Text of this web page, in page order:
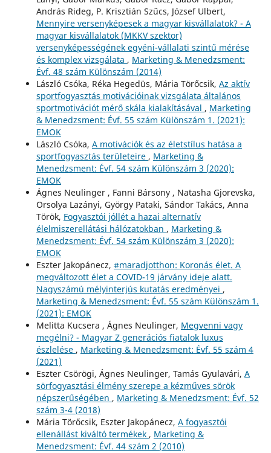
András Rideg, P. Krisztián Szűcs, József Ulbert,
Mennyire versenyképesek a magyar kisvállalatok? - A
magyar kisvállalatok (MKKV szektor)
versenyképességének egyéni-vállalati szintű mérése
és komplex vizsgálata , Marketing & Menedzsment:
Évf. 48 szám Különszám (2014)
László Csóka, Réka Hegedüs, Mária Törőcsik, Az aktív
sportfogyasztás motivációinak vizsgálata általános
sportmotivációt mérő skála kialakításával , Marketing
& Menedzsment: Évf. 55 szám Különszám 1. (2021):
EMOK
László Csóka, A motivációk és az életstílus hatása a
sportfogyasztás területeire , Marketing &
Menedzsment: Évf. 54 szám Különszám 3 (2020):
EMOK
Ágnes Neulinger , Fanni Bársony , Natasha Gjorevska,
Orsolya Lazányi, György Pataki, Sándor Takács, Anna
Török, Fogyasztói jóllét a hazai alternatív
élelmiszerellátási hálózatokban , Marketing &
Menedzsment: Évf. 54 szám Különszám 3 (2020):
EMOK
Eszter Jakopánecz, #maradjotthon: Koronás élet. A
megváltozott élet a COVID-19 járvány ideje alatt.
Nagyszámú mélyinterjús kutatás eredményei ,
Marketing & Menedzsment: Évf. 55 szám Különszám 1.
(2021): EMOK
Melitta Kucsera , Ágnes Neulinger, Megvenni vagy
megélni? - Magyar Z generációs fiatalok luxus
észlelése , Marketing & Menedzsment: Évf. 55 szám 4
(2021)
Eszter Csörögi, Ágnes Neulinger, Tamás Gyulavári, A
sörfogyasztási élmény szerepe a kézműves sörök
népszerűségében , Marketing & Menedzsment: Évf. 52
szám 3-4 (2018)
Mária Törőcsik, Eszter Jakopánecz, A fogyasztói
ellenállást kiváltó termékek , Marketing &
Menedzsment: Évf. 44 szám 2 (2010)